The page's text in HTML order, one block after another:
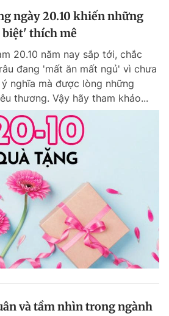
ngày 20.10 khiến những
biệt' thích mê
20.10 năm nay sắp tới, chắc
đang 'mất ăn mất ngủ' vì chưa
nghĩa mà được lòng những
thương. Vậy hãy tham khảo...
và tầm nhìn trong ngành